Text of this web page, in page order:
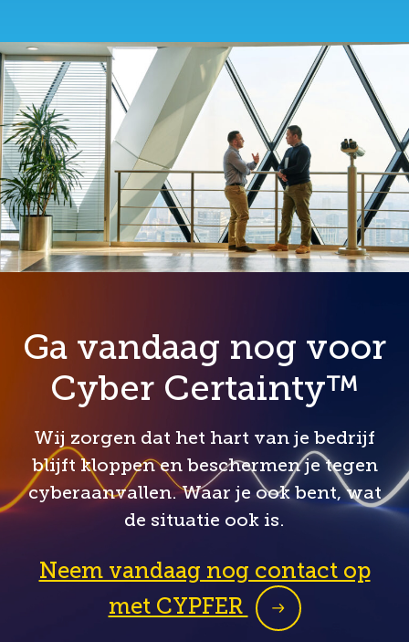
Ga vandaag nog voor
Cyber Certainty™
Wij zorgen dat het hart van je bedrijf
blijft kloppen en beschermen je tegen
cyberaanvallen. Waar je ook bent, wat
de situatie ook is.
Neem vandaag nog contact op
met CYPFER